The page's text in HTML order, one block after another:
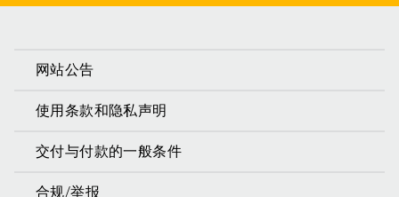
网站公告
使用条款和隐私声明
交付与付款的一般条件
合规/举报